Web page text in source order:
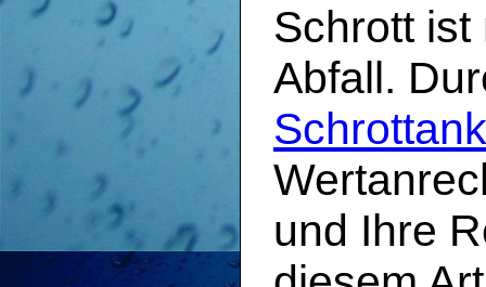
Schrott
Abfall.
und Ihre